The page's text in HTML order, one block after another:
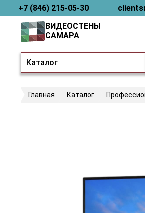
+7 (846) 215-05-30
Каталог
ВИДЕОСТЕНЫ
САМАРА
Главная Каталог